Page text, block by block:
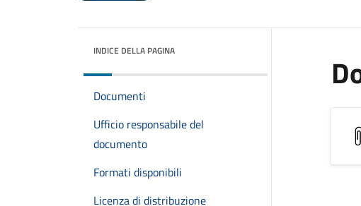
INDICE DELLA PAGINA
Documenti
Ufficio responsabile del
documento
Formati disponibili
Licenza di distribuzione